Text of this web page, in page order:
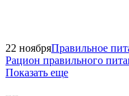
22 ноябряПравильное
Рацион правильного
Показать еще